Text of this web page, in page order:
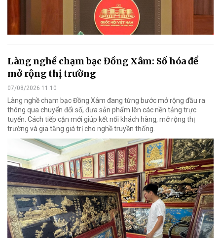
Làng nghề chạm bạc Đồng Xâm: Số hóa để
mở rộng thị trường
07/08/2026 11:10
Làng nghề chạm bạc Đồng Xâm đang từng bước mở rộng đầu ra
thông qua chuyển đổi số, đưa sản phẩm lên các nền tảng trực
tuyến. Cách tiếp cận mới giúp kết nối khách hàng, mở rộng thị
trường và gia tăng giá trị cho nghề truyền thống.